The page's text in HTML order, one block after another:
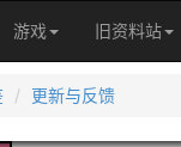
游戏 旧资料站
更新与反馈